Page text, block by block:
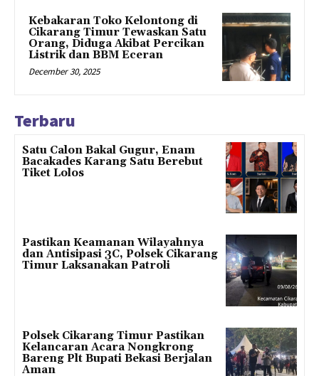
Kebakaran Toko Kelontong di
Cikarang Timur Tewaskan Satu
Orang, Diduga Akibat Percikan
Listrik dan BBM Eceran
December 30, 2025
Terbaru
Satu Calon Bakal Gugur, Enam
Bacakades Karang Satu Berebut
Tiket Lolos
Pastikan Keamanan Wilayahnya
dan Antisipasi 3C, Polsek Cikarang
Timur Laksanakan Patroli
Polsek Cikarang Timur Pastikan
Kelancaran Acara Nongkrong
Bareng Plt Bupati Bekasi Berjalan
Aman